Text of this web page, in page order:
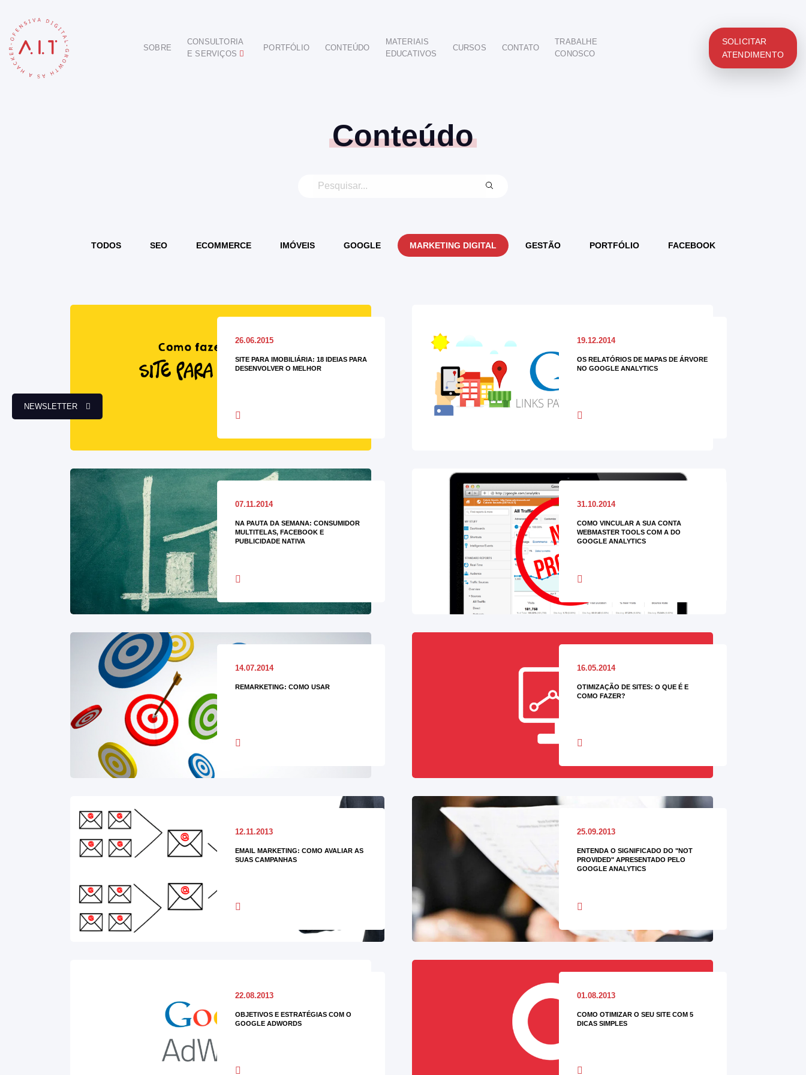
SOBRE
CONSULTORIA
E SERVIÇOS
ODONTOLÓGICO
HOTELARIA
BUSINESS INTELIGENCE
PORTFÓLIO CONTEÚDO
MATERIAIS
EDUCATIVOS
CURSOS CONTATO
TRABALHE
CONOSCO
SOLICITAR
ATENDIMENTO
NEWSLETTER
Conteúdo
TODOS SEO ECOMMERCE IMÓVEIS GOOGLE MARKETING DIGITAL GESTÃO PORTFÓLIO FACEBOOK
26.06.2015
SITE PARA IMOBILIÁRIA: 18 IDEIAS PARA
DESENVOLVER O MELHOR
19.12.2014
OS RELATÓRIOS DE MAPAS DE ÁRVORE
NO GOOGLE ANALYTICS
07.11.2014
NA PAUTA DA SEMANA: CONSUMIDOR
MULTITELAS, FACEBOOK E
PUBLICIDADE NATIVA
31.10.2014
COMO VINCULAR A SUA CONTA
WEBMASTER TOOLS COM A DO
GOOGLE ANALYTICS
14.07.2014
REMARKETING: COMO USAR
16.05.2014
OTIMIZAÇÃO DE SITES: O QUE É E
COMO FAZER?
12.11.2013
EMAIL MARKETING: COMO AVALIAR AS
SUAS CAMPANHAS
25.09.2013
ENTENDA O SIGNIFICADO DO "NOT
PROVIDED" APRESENTADO PELO
GOOGLE ANALYTICS
22.08.2013
OBJETIVOS E ESTRATÉGIAS COM O
GOOGLE ADWORDS
01.08.2013
COMO OTIMIZAR O SEU SITE COM 5
DICAS SIMPLES